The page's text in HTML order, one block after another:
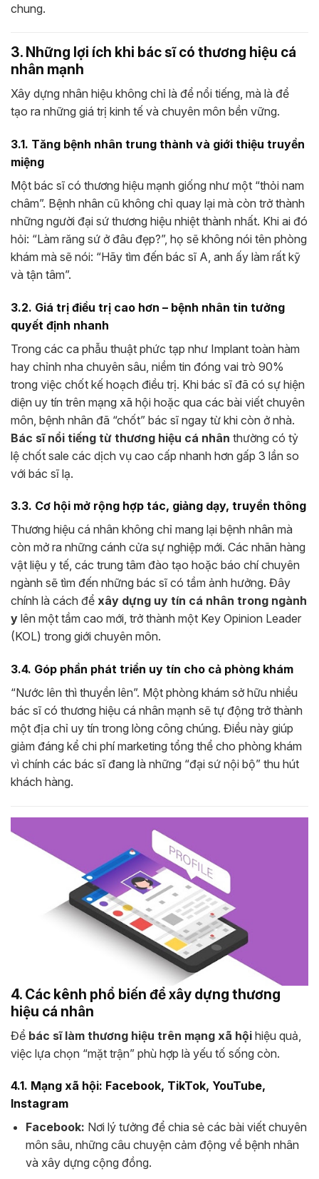
chung.
3. Những lợi ích khi bác sĩ có thương hiệu cá
nhân mạnh
Xây dựng nhân hiệu không chỉ là để nổi tiếng, mà là để
tạo ra những giá trị kinh tế và chuyên môn bền vững.
3.1. Tăng bệnh nhân trung thành và giới thiệu truyền
miệng
Một bác sĩ có thương hiệu mạnh giống như một “thỏi nam
châm”. Bệnh nhân cũ không chỉ quay lại mà còn trở thành
những người đại sứ thương hiệu nhiệt thành nhất. Khi ai đó
hỏi: “Làm răng sứ ở đâu đẹp?”, họ sẽ không nói tên phòng
khám mà sẽ nói: “Hãy tìm đến bác sĩ A, anh ấy làm rất kỹ
và tận tâm”.
3.2. Giá trị điều trị cao hơn – bệnh nhân tin tưởng
quyết định nhanh
Trong các ca phẫu thuật phức tạp như Implant toàn hàm
hay chỉnh nha chuyên sâu, niềm tin đóng vai trò 90%
trong việc chốt kế hoạch điều trị. Khi bác sĩ đã có sự hiện
diện uy tín trên mạng xã hội hoặc qua các bài viết chuyên
môn, bệnh nhân đã “chốt” bác sĩ ngay từ khi còn ở nhà.
Bác sĩ nổi tiếng từ thương hiệu cá nhân thường có tỷ
lệ chốt sale các dịch vụ cao cấp nhanh hơn gấp 3 lần so
với bác sĩ lạ.
3.3. Cơ hội mở rộng hợp tác, giảng dạy, truyền thông
Thương hiệu cá nhân không chỉ mang lại bệnh nhân mà
còn mở ra những cánh cửa sự nghiệp mới. Các nhãn hàng
vật liệu y tế, các trung tâm đào tạo hoặc báo chí chuyên
ngành sẽ tìm đến những bác sĩ có tầm ảnh hưởng. Đây
chính là cách để xây dựng uy tín cá nhân trong ngành
y lên một tầm cao mới, trở thành một Key Opinion Leader
(KOL) trong giới chuyên môn.
3.4. Góp phần phát triển uy tín cho cả phòng khám
“Nước lên thì thuyền lên”. Một phòng khám sở hữu nhiều
bác sĩ có thương hiệu cá nhân mạnh sẽ tự động trở thành
một địa chỉ uy tín trong lòng công chúng. Điều này giúp
giảm đáng kể chi phí marketing tổng thể cho phòng khám
vì chính các bác sĩ đang là những “đại sứ nội bộ” thu hút
khách hàng.
4. Các kênh phổ biến để xây dựng thương
hiệu cá nhân
Để bác sĩ làm thương hiệu trên mạng xã hội hiệu quả,
việc lựa chọn “mặt trận” phù hợp là yếu tố sống còn.
4.1. Mạng xã hội: Facebook, TikTok, YouTube,
Instagram
Facebook: Nơi lý tưởng để chia sẻ các bài viết chuyên
môn sâu, những câu chuyện cảm động về bệnh nhân
và xây dựng cộng đồng.